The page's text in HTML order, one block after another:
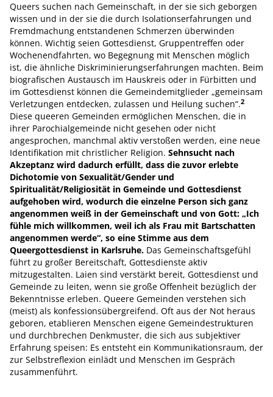
Queers suchen nach Gemeinschaft, in der sie sich geborgen
wissen und in der sie die durch Isolationserfahrungen und
Fremdmachung entstandenen Schmerzen überwinden
können. Wichtig seien Gottesdienst, Gruppentreffen oder
Wochenendfahrten, wo Begegnung mit Menschen möglich
ist, die ähnliche Diskriminierungserfahrungen machten. Beim
biografischen Austausch im Hauskreis oder in Fürbitten und
im Gottesdienst können die Gemeindemitglieder „gemeinsam
Verletzungen entdecken, zulassen und Heilung suchen“.2
Diese queeren Gemeinden ermöglichen Menschen, die in
ihrer Parochialgemeinde nicht gesehen oder nicht
angesprochen, manchmal aktiv verstoßen werden, eine neue
Identifikation mit christlicher Religion. Sehnsucht nach
Akzeptanz wird dadurch erfüllt, dass die zuvor erlebte
Dichotomie von Sexualität/Gender und
Spiritualität/Religiosität in Gemeinde und Gottesdienst
aufgehoben wird, wodurch die einzelne Person sich ganz
angenommen weiß in der Gemeinschaft und von Gott: „Ich
fühle mich willkommen, weil ich als Frau mit Bartschatten
angenommen werde“, so eine Stimme aus dem
Queergottesdienst in Karlsruhe. Das Gemeinschaftsgefühl
führt zu großer Bereitschaft, Gottesdienste aktiv
mitzugestalten. Laien sind verstärkt bereit, Gottesdienst und
Gemeinde zu leiten, wenn sie große Offenheit bezüglich der
Bekenntnisse erleben. Queere Gemeinden verstehen sich
(meist) als konfessionsübergreifend. Oft aus der Not heraus
geboren, etablieren Menschen eigene Gemeindestrukturen
und durchbrechen Denkmuster, die sich aus subjektiver
Erfahrung speisen: Es entsteht ein Kommunikationsraum, der
zur Selbstreflexion einlädt und Menschen im Gespräch
zusammenführt.